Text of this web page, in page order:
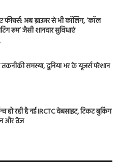
अब ब्राउजर से भी कॉलिंग, ‘कॉल
रूम’ जैसी शानदार सुविधाएं
समस्या, दुनिया भर के यूजर्स परेशान
हो रही है नई IRCTC वेबसाइट, टिकट बुकिंग
और तेज